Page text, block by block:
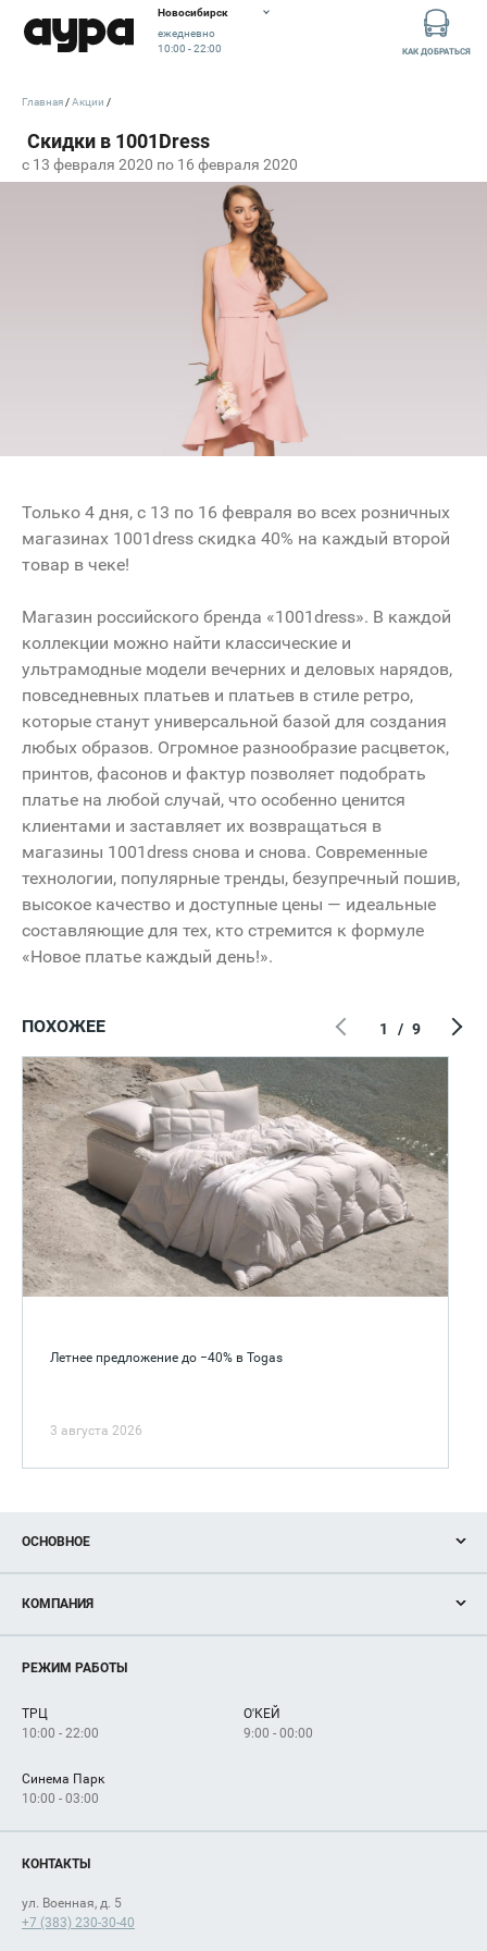
Новосибирск
ежедневно
10:00 - 22:00
КАК ДОБРАТЬСЯ
c 13 февраля 2020 по 16 февраля 2020
Главная Акции
Только 4 дня, с 13 по 16 февраля во всех розничных
магазинах 1001dress скидка 40% на каждый второй
товар в чеке!
Магазин российского бренда «1001dress». В каждой
коллекции можно найти классические и
ультрамодные модели вечерних и деловых нарядов,
повседневных платьев и платьев в стиле ретро,
которые станут универсальной базой для создания
любых образов. Огромное разнообразие расцветок,
принтов, фасонов и фактур позволяет подобрать
платье на любой случай, что особенно ценится
клиентами и заставляет их возвращаться в
магазины 1001dress снова и снова. Современные
технологии, популярные тренды, безупречный пошив,
высокое качество и доступные цены — идеальные
составляющие для тех, кто стремится к формуле
«Новое платье каждый день!».
ПОХОЖЕЕ
Летнее предложение до −40% в Togas
3 августа 2026
1 / 9
ОСНОВНОЕ
Новости
Магазины
Услуги
КОМПАНИЯ
Рекламодателям
Как добраться
РЕЖИМ РАБОТЫ
ТРЦ
10:00 - 22:00
О'КЕЙ
9:00 - 00:00
Синема Парк
10:00 - 03:00
КОНТАКТЫ
ул. Военная, д. 5
+7 (383) 230-30-40